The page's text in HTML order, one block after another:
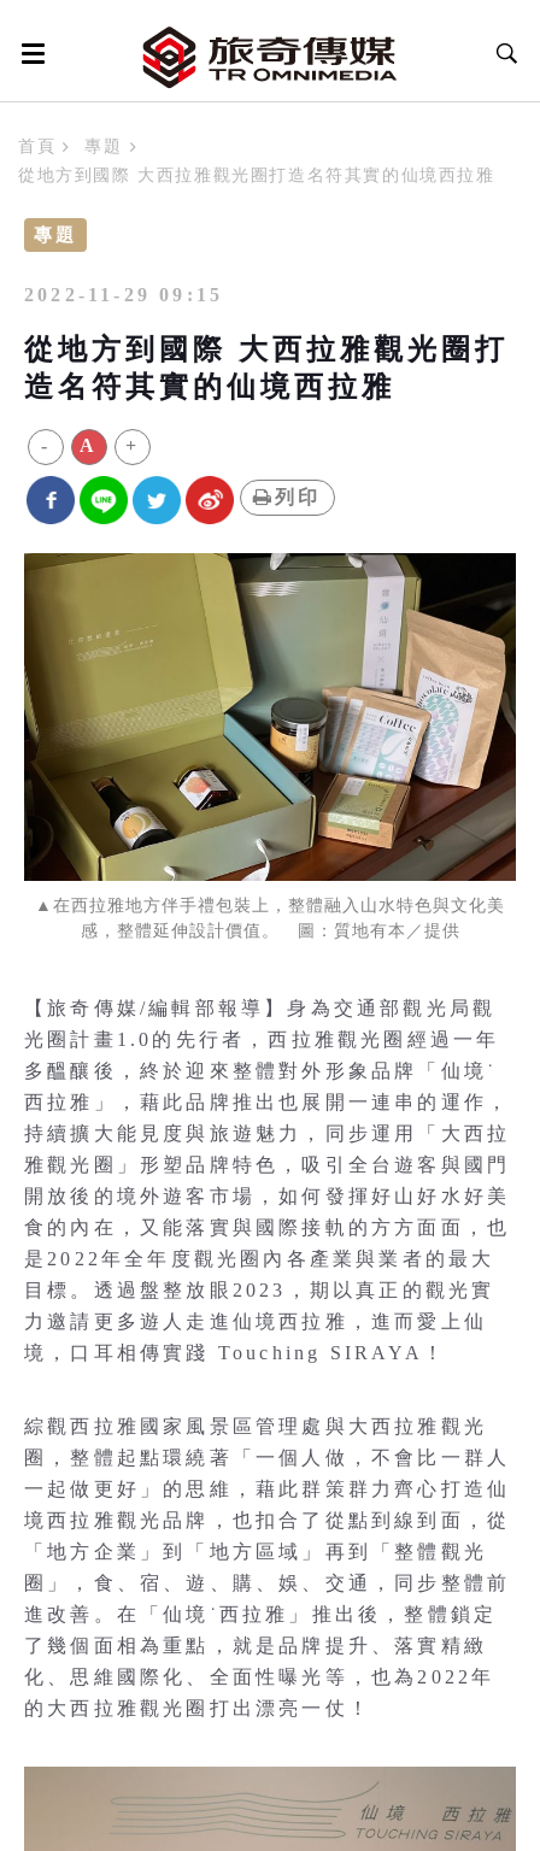
首頁
專題
從地方到國際 大西拉雅觀光圈打造名符其實的仙境西拉雅
專題
2022-11-29 09:15
從地方到國際 大西拉雅觀光圈打
造名符其實的仙境西拉雅
- A +
列印
▲在西拉雅地方伴手禮包裝上，整體融入山水特色與文化美
感，整體延伸設計價值。 圖：質地有本／提供
【旅奇傳媒/編輯部報導】身為交通部觀光局觀
光圈計畫1.0的先行者，西拉雅觀光圈經過一年
多醞釀後，終於迎來整體對外形象品牌「仙境˙
西拉雅」，藉此品牌推出也展開一連串的運作，
持續擴大能見度與旅遊魅力，同步運用「大西拉
雅觀光圈」形塑品牌特色，吸引全台遊客與國門
開放後的境外遊客市場，如何發揮好山好水好美
食的內在，又能落實與國際接軌的方方面面，也
是2022年全年度觀光圈內各產業與業者的最大
目標。透過盤整放眼2023，期以真正的觀光實
力邀請更多遊人走進仙境西拉雅，進而愛上仙
境，口耳相傳實踐 Touching SIRAYA！
綜觀西拉雅國家風景區管理處與大西拉雅觀光
圈，整體起點環繞著「一個人做，不會比一群人
一起做更好」的思維，藉此群策群力齊心打造仙
境西拉雅觀光品牌，也扣合了從點到線到面，從
「地方企業」到「地方區域」再到「整體觀光
圈」，食、宿、遊、購、娛、交通，同步整體前
進改善。在「仙境˙西拉雅」推出後，整體鎖定
了幾個面相為重點，就是品牌提升、落實精緻
化、思維國際化、全面性曝光等，也為2022年
的大西拉雅觀光圈打出漂亮一仗！